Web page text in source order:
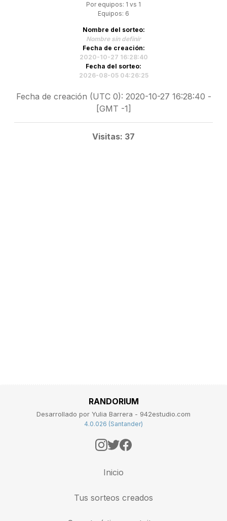
Por equipos: 1 vs 1
Equipos: 6
Nombre del sorteo:
Nombre sin definir
Fecha de creación:
2020-10-27 16:28:40
Fecha del sorteo:
2026-08-05 04:26:25
Fecha de creación (UTC 0): 2020-10-27 16:28:40 -
[GMT -1]
Visitas: 37
RANDORIUM
Desarrollado por Yulia Barrera - 942estudio.com
4.0.026 (Santander)
Inicio
Tus sorteos creados